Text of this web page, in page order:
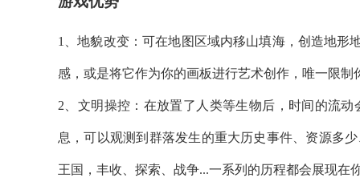
1、地貌改变：可在地图区域内移山填海，创造地形
感，或是将它作为你的画板进行艺术创作，唯一限制
2、文明操控：在放置了人类等生物后，时间的流
息，可以观测到群落发生的重大历史事件、资源多
王国，丰收、探索、战争...一系列的历程都会展现在